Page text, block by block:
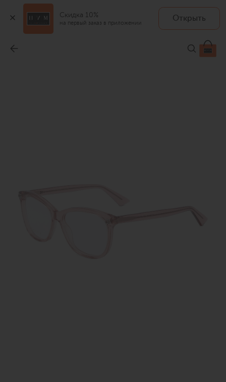
Скидка 10%
на первый заказ в приложении
Открыть